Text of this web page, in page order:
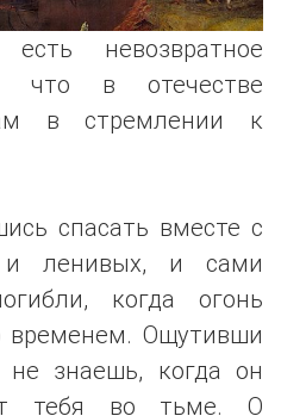
невозвратное
что в отечестве
в стремлении к
спасать вместе с
и ленивых, и сами
когда огонь
временем. Ощутивши
знаешь, когда он
тебя во тьме. О